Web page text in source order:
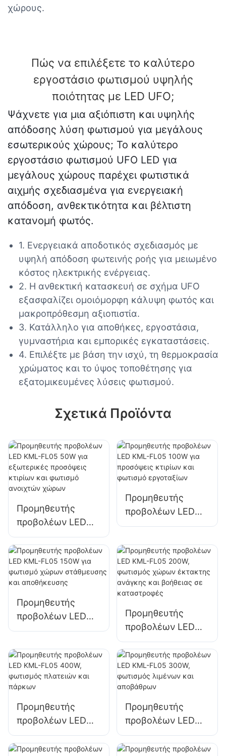
χώρους.
Πώς να επιλέξετε το καλύτερο
εργοστάσιο φωτισμού υψηλής
ποιότητας με LED UFO;
Ψάχνετε για μια αξιόπιστη και υψηλής
απόδοσης λύση φωτισμού για μεγάλους
εσωτερικούς χώρους; Το καλύτερο
εργοστάσιο φωτισμού UFO LED για
μεγάλους χώρους παρέχει φωτιστικά
αιχμής σχεδιασμένα για ενεργειακή
απόδοση, ανθεκτικότητα και βέλτιστη
κατανομή φωτός.
1. Ενεργειακά αποδοτικός σχεδιασμός με
υψηλή απόδοση φωτεινής ροής για μειωμένο
κόστος ηλεκτρικής ενέργειας.
2. Η ανθεκτική κατασκευή σε σχήμα UFO
εξασφαλίζει ομοιόμορφη κάλυψη φωτός και
μακροπρόθεσμη αξιοπιστία.
3. Κατάλληλο για αποθήκες, εργοστάσια,
γυμναστήρια και εμπορικές εγκαταστάσεις.
4. Επιλέξτε με βάση την ισχύ, τη θερμοκρασία
χρώματος και το ύψος τοποθέτησης για
εξατομικευμένες λύσεις φωτισμού.
Σχετικά Προϊόντα
Προμηθευτής
προβολέων LED
KML-FL05 50W για
εξωτερικές
προσόψεις κτιρίων
και φωτισμό
Προμηθευτής
προβολέων LED
KML-FL05 100W
κτιρίων και
φωτισμό
εργοταξίων
Προμηθευτής
προβολέων LED
KML-FL05 150W
χώρων
στάθμευσης και
αποθήκευσης
Προμηθευτής
προβολέων LED
KML-FL05 200W,
φωτισμός χώρων
έκτακτης ανάγκης
και βοήθειας σε
Προμηθευτής
προβολέων LED
KML-FL05 400W,
φωτισμός
Προμηθευτής
προβολέων LED
KML-FL05 300W,
φωτισμός λιμένων